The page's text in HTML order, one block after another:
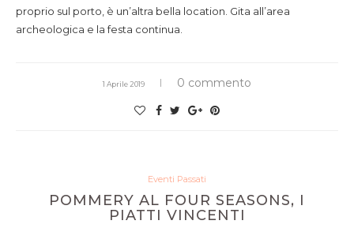
proprio sul porto, è un’altra bella location. Gita all’area
archeologica e la festa continua.
1 Aprile 2019 0 commento
Eventi Passati
POMMERY AL FOUR SEASONS, I
PIATTI VINCENTI